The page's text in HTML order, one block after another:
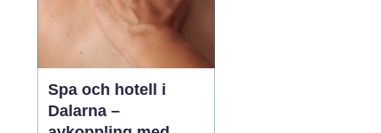
Spa och hotell i
Dalarna –